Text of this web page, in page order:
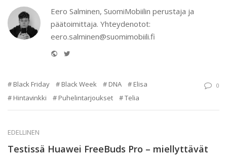
Eero Salminen, SuomiMobiilin perustaja ja
päätoimittaja. Yhteydenotot:
eero.salminen@suomimobiili.fi
Website
Black Friday Black Week DNA
Elisa
Hintavinkki
Puhelintarjoukset Telia
0
EDELLINEN
Testissä Huawei FreeBuds Pro – miellyttävät